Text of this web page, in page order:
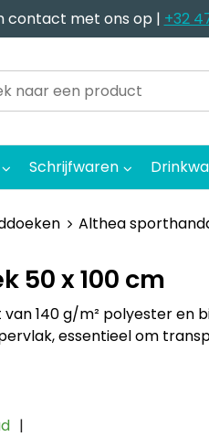
contact met ons op | +32
Schrijfwaren
Althea
50 x 100 cm
140 g/m² polyester en
essentieel om